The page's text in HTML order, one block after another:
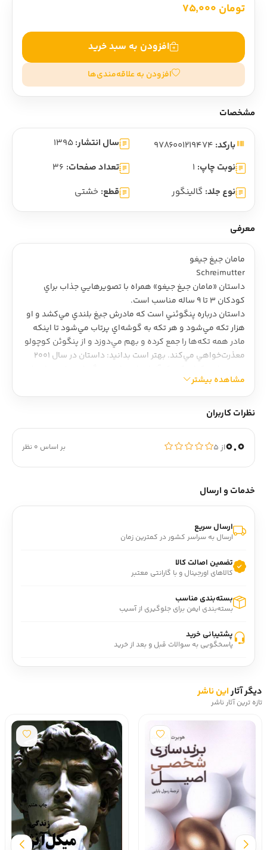
تومان 75,000
افزودن به سبد خرید
افزودن به علاقه‌مندی‌ها
مشخصات
بارکد: سال انتشار: 1395
نوبت چاپ: 1 تعداد صفحات: 36
نوع جلد: گالینگور قطع: خشتی
معرفی
مامان جيغ جيغو
Schreimutter
داستان «مامان جيغ جيغو» همراه با تصويرهايي جذاب براي
کودکان 3 تا 9 ساله مناسب است.
داستان درباره پنگوئني است که مادرش جيغ بلندي مي‌کشد و او
هزار تکه مي‌شود و هر تکه به گوشه‌اي پرتاب مي‌شود تا اينکه
مادر همه تکه‌ها را جمع کرده و بهم مي‌دوزد و از پنگوئن کوچولو
معذرت‌خواهي مي‌کند. بهتر است بدانيد: داستان در سال 2001
«مامان جيغ جيغو» را به فارسي تر جمه کرده است.
مشاهده بیشتر
نظرات کاربران
0.0از ۵ بر اساس 0 نظر
خدمات و ارسال
ارسال سریع
ارسال به سراسر کشور در کمترین زمان
تضمین اصالت کالا
کالاهای اورجینال و با گارانتی معتبر
بسته‌بندی مناسب
بسته‌بندی ایمن برای جلوگیری از آسیب
پشتیبانی خرید
پاسخگویی به سوالات قبل و بعد از خرید
دیگر آثاراین ناشر
تازه ترین آثار ناشر